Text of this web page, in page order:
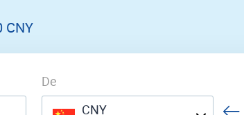
CNY
De
CNY